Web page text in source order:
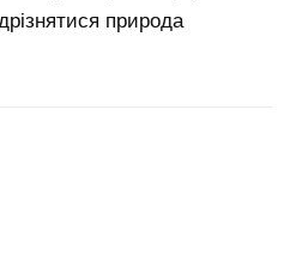
природа